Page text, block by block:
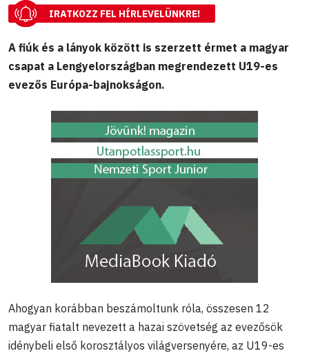
IRATKOZZ FEL HÍRLEVELÜNKRE!
A fiúk és a lányok között is szerzett érmet a magyar
csapat a Lengyelországban megrendezett U19-es
evezős Európa-bajnokságon.
Ahogyan korábban beszámoltunk róla, összesen 12
magyar fiatalt nevezett a hazai szövetség az evezősök
idénybeli első korosztályos világversenyére, az U19-es